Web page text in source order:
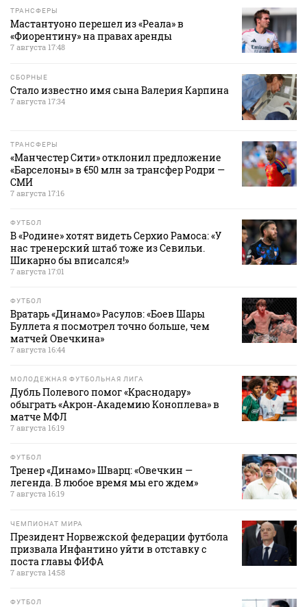
ТРАНСФЕРЫ
Мастантуоно перешел из «Реала» в
«Фиорентину» на правах аренды
7 августа 17:48
СБОРНЫЕ
Стало известно имя сына Валерия Карпина
7 августа 17:34
ТРАНСФЕРЫ
«Манчестер Сити» отклонил предложение
«Барселоны» в €50 млн за трансфер Родри —
СМИ
7 августа 17:16
ФУТБОЛ
В «Родине» хотят видеть Серхио Рамоса: «У
нас тренерский штаб тоже из Севильи.
Шикарно бы вписался!»
7 августа 17:01
ФУТБОЛ
Вратарь «Динамо» Расулов: «Боев Шары
Буллета я посмотрел точно больше, чем
матчей Овечкина»
7 августа 16:44
МОЛОДЕЖНАЯ ФУТБОЛЬНАЯ ЛИГА
Дубль Полевого помог «Краснодару»
обыграть «Акрон‑Академию Коноплева» в
матче МФЛ
7 августа 16:19
ФУТБОЛ
Тренер «Динамо» Шварц: «Овечкин —
легенда. В любое время мы его ждем»
7 августа 16:19
ЧЕМПИОНАТ МИРА
Президент Норвежской федерации футбола
призвала Инфантино уйти в отставку с
поста главы ФИФА
7 августа 14:58
ФУТБОЛ